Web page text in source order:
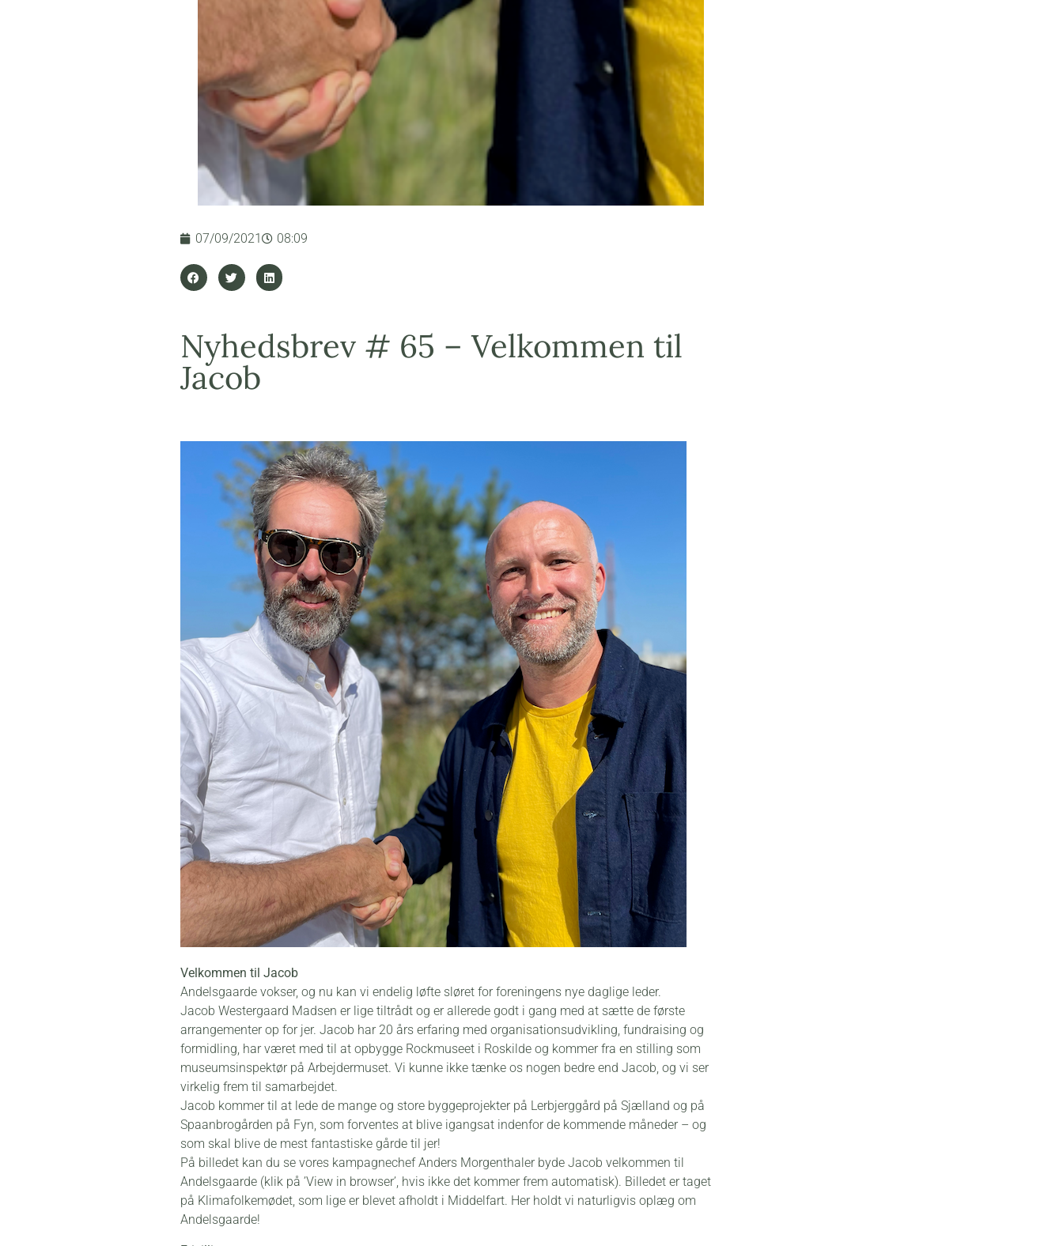
07/09/2021 08:09
Nyhedsbrev # 65 – Velkommen til
Jacob
Velkommen til Jacob
Andelsgaarde vokser, og nu kan vi endelig løfte sløret for foreningens nye daglige leder.
Jacob Westergaard Madsen er lige tiltrådt og er allerede godt i gang med at sætte de første
arrangementer op for jer. Jacob har 20 års erfaring med organisationsudvikling, fundraising og
formidling, har været med til at opbygge Rockmuseet i Roskilde og kommer fra en stilling som
museumsinspektør på Arbejdermuset. Vi kunne ikke tænke os nogen bedre end Jacob, og vi ser
virkelig frem til samarbejdet.
Jacob kommer til at lede de mange og store byggeprojekter på Lerbjerggård på Sjælland og på
Spaanbrogården på Fyn, som forventes at blive igangsat indenfor de kommende måneder – og
som skal blive de mest fantastiske gårde til jer!
På billedet kan du se vores kampagnechef Anders Morgenthaler byde Jacob velkommen til
Andelsgaarde (klik på ’View in browser’, hvis ikke det kommer frem automatisk). Billedet er taget
på Klimafolkemødet, som lige er blevet afholdt i Middelfart. Her holdt vi naturligvis oplæg om
Andelsgaarde!